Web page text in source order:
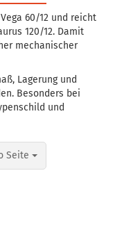
60/12 und reicht
120/12. Damit
mechanischer
Lagerung und
Besonders bei
und
Seite